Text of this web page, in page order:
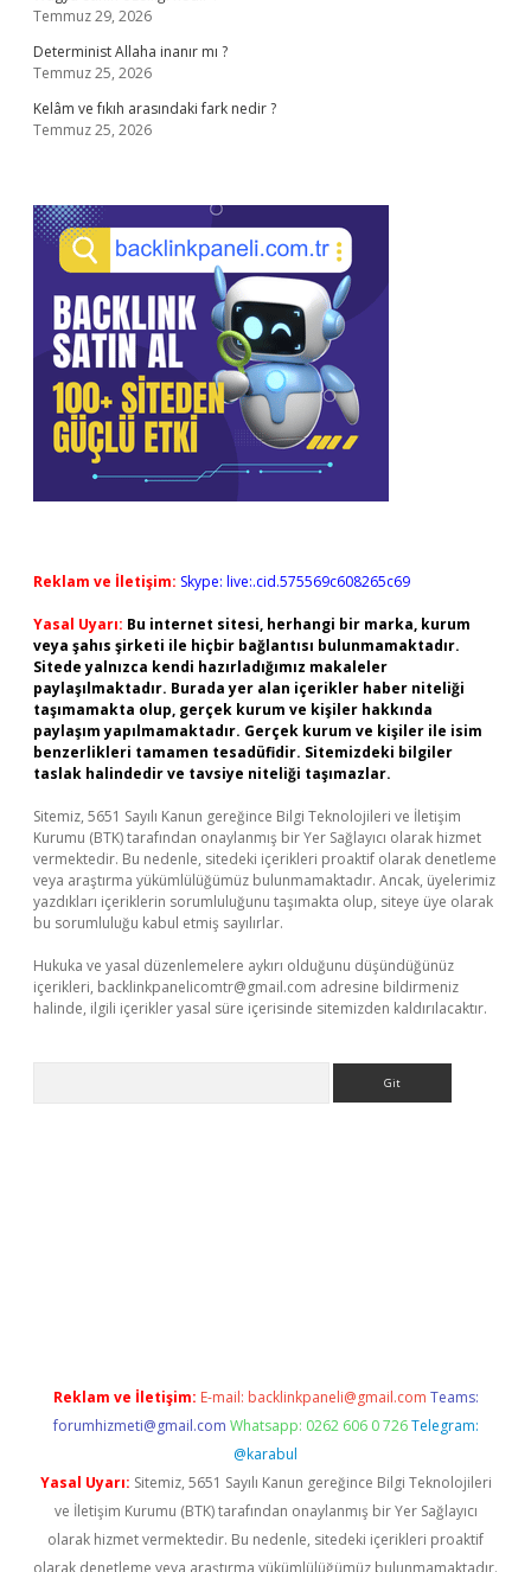
Temmuz 29, 2026
Determinist Allaha inanır mı ?
Temmuz 25, 2026
Kelâm ve fıkıh arasındaki fark nedir ?
Temmuz 25, 2026
Reklam ve İletişim: Skype: live:.cid.575569c608265c69
Yasal Uyarı: Bu internet sitesi, herhangi bir marka, kurum
veya şahıs şirketi ile hiçbir bağlantısı bulunmamaktadır.
Sitede yalnızca kendi hazırladığımız makaleler
paylaşılmaktadır. Burada yer alan içerikler haber niteliği
taşımamakta olup, gerçek kurum ve kişiler hakkında
paylaşım yapılmamaktadır. Gerçek kurum ve kişiler ile isim
benzerlikleri tamamen tesadüfidir. Sitemizdeki bilgiler
taslak halindedir ve tavsiye niteliği taşımazlar.
Sitemiz, 5651 Sayılı Kanun gereğince Bilgi Teknolojileri ve İletişim
Kurumu (BTK) tarafından onaylanmış bir Yer Sağlayıcı olarak hizmet
vermektedir. Bu nedenle, sitedeki içerikleri proaktif olarak denetleme
veya araştırma yükümlülüğümüz bulunmamaktadır. Ancak, üyelerimiz
yazdıkları içeriklerin sorumluluğunu taşımakta olup, siteye üye olarak
bu sorumluluğu kabul etmiş sayılırlar.
Hukuka ve yasal düzenlemelere aykırı olduğunu düşündüğünüz
içerikleri, backlinkpanelicomtr@gmail.com adresine bildirmeniz
halinde, ilgili içerikler yasal süre içerisinde sitemizden kaldırılacaktır.
Reklam ve İletişim: E-mail: backlinkpaneli@gmail.com Teams:
forumhizmeti@gmail.com Whatsapp: 0262 606 0 726 Telegram:
@karabul
Yasal Uyarı: Sitemiz, 5651 Sayılı Kanun gereğince Bilgi Teknolojileri
ve İletişim Kurumu (BTK) tarafından onaylanmış bir Yer Sağlayıcı
olarak hizmet vermektedir. Bu nedenle, sitedeki içerikleri proaktif
olarak denetleme veya araştırma yükümlülüğümüz bulunmamaktadır.